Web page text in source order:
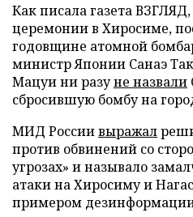
Как писала газета
церемонии в Хиросиме,
годовщине атомной
министр Японии Санаэ
Мацуи ни разуне назвали
сбросившую бомбу на
МИД Россиивыражал
против обвинений со
угрозах» и называло
атаки на Хиросиму и
примером